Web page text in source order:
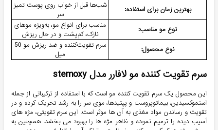
بهترین زمان برای استفاده:
شب‌ها قبل از خواب روی پوست تمیز
سر
نوع مو مناسب:
مناسب برای انواع مو، به‌ویژه موهای
نازک، کم‌پشت و در حال ریزش
نوع محصول:
سرم تقویت‌کننده و ضد ریزش مو 50
میل
سرم تقویت کننده مو لافارر مدل stemoxy
این محصول یک سرم تقویت کننده مو است که با استفاده از ترکیباتی از جمله
استموکسیدین، بیماتوپروست و پپتیدها، موی سر را به رشد تحریک کرده و در
تقویت و رساندن مواد مغذی به آن ها موثر است. این سرم تقویتی، مژه های
آسیب دیده را ترمیم نموده و ظاهر مژه ها را بهبود می بخشد. همچنین به